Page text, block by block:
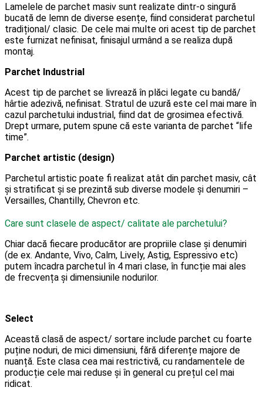
Lamelele de parchet masiv sunt realizate dintr-o singură
bucată de lemn de diverse esențe, fiind considerat parchetul
tradițional/ clasic. De cele mai multe ori acest tip de parchet
este furnizat nefinisat, finisajul urmând a se realiza după
montaj.
Parchet Industrial
Acest tip de parchet se livrează în plăci legate cu bandă/
hârtie adezivă, nefinisat. Stratul de uzură este cel mai mare în
cazul parchetului industrial, fiind dat de grosimea efectivă.
Drept urmare, putem spune că este varianta de parchet “life
time”.
Parchet artistic (design)
Parchetul artistic poate fi realizat atât din parchet masiv, cât
și stratificat și se prezintă sub diverse modele și denumiri –
Versailles, Chantilly, Chevron etc.
Care sunt clasele de aspect/ calitate ale parchetului?
Chiar dacă fiecare producător are propriile clase și denumiri
(de ex. Andante, Vivo, Calm, Lively, Astig, Espressivo etc)
putem încadra parchetul în 4 mari clase, în funcție mai ales
de frecvența și dimensiunile nodurilor.
Select
Această clasă de aspect/ sortare include parchet cu foarte
puține noduri, de mici dimensiuni, fără diferențe majore de
nuanță. Este clasa cea mai restrictivă, cu randamentele de
producție cele mai reduse și în general cu prețul cel mai
ridicat.